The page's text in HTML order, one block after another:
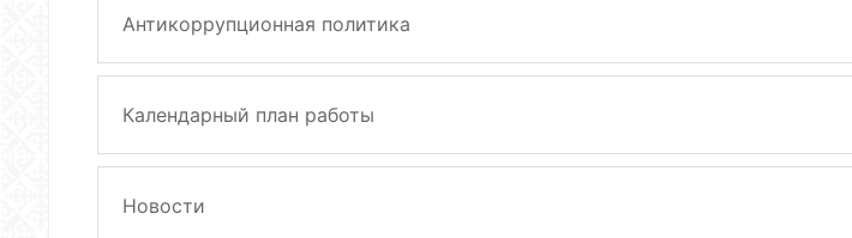
Антикоррупционная политика
Календарный план работы
Новости